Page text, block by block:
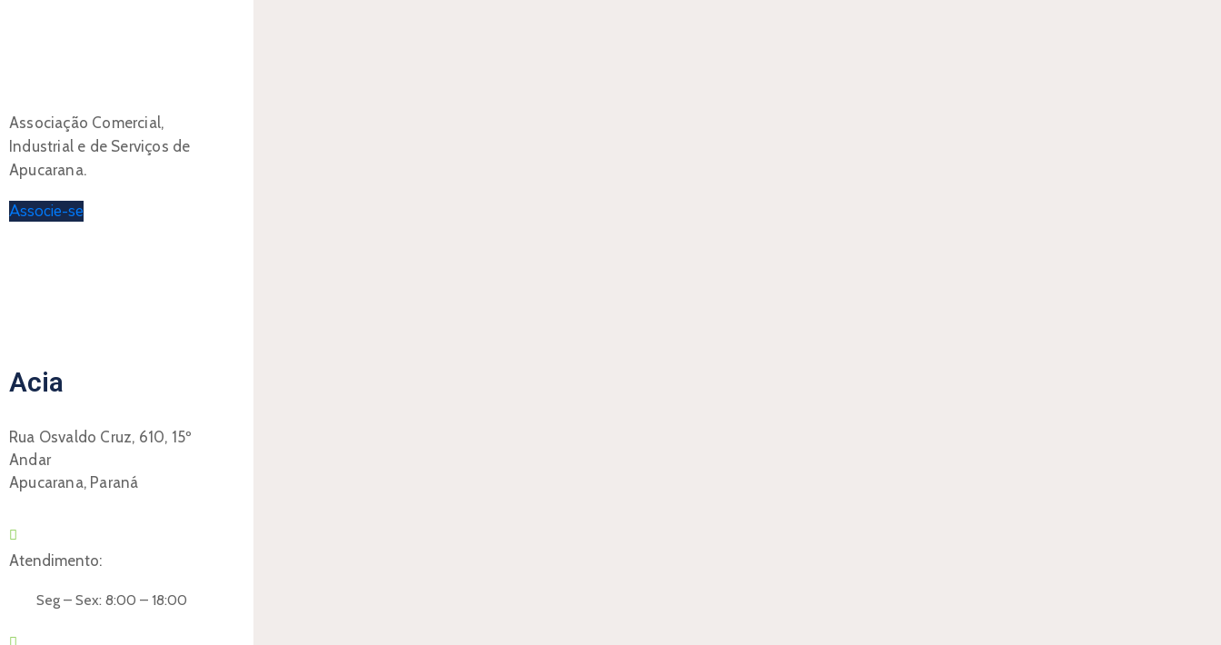
Associação Comercial,
Industrial e de Serviços de
Apucarana.
Associe-se
Acia
Rua Osvaldo Cruz, 610, 15º
Andar
Apucarana, Paraná
Atendimento:
Seg – Sex: 8:00 – 18:00